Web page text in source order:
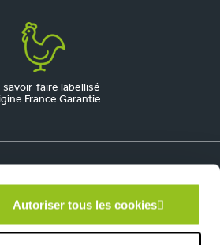
Autoriser tous les cookies
savoir-faire labellisé
France Garantie